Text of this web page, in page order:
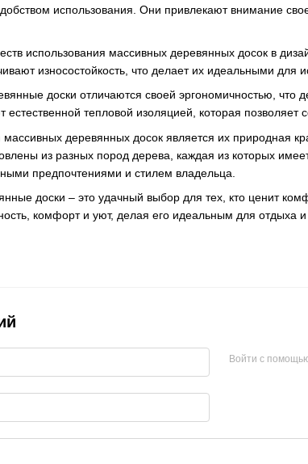
использования. Они привлекают внимание
использования массивных деревянных досок в
износостойкость, что делает их идеальными для
доски отличаются своей эргономичностью,
естественной тепловой изоляцией, которая
деревянных досок является их природная
из разных пород дерева, каждая из которых
предпочтениями и стилем владельца.
доски – это удачный выбор для тех, кто ценит
комфорт и уют, делая его идеальным для отдыха и
Войти с